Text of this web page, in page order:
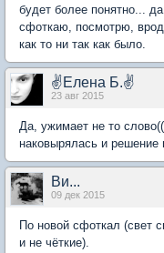
будет более понятно...
сфоткаю, посмотрю,
как то ни так как было.
✌Елена Б.✌
23 авг 2015
Да, ужимает не то
наковырялась и решение
Ви...
09 дек 2015
По новой сфоткал (свет
и не чёткие).